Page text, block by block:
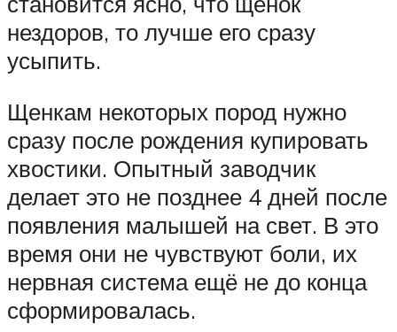
нездоров, то лучше его сразу
усыпить.
Щенкам некоторых пород нужно
сразу после рождения купировать
хвостики. Опытный заводчик
делает это не позднее 4 дней после
появления малышей на свет. В это
время они не чувствуют боли, их
нервная система ещё не до конца
сформировалась.